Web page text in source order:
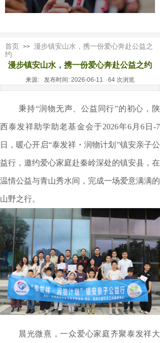
首页 >> 漫步镇安山水，携一份爱心奔赴公益之
约
漫步镇安山水，携一份爱心奔赴公益之约
来源: 发布时间: 2026-06-11 64 次浏览
秉持“润物无声、公益同行”的初心，陕
西泰发祥助学助老基金会于2026年6月6日-7
日，暖心开启“泰发祥・润物计划”镇安亲子公
益行，邀约爱心家庭赴秦岭深处的镇安县，在
温情公益与青山秀水间，完成一场爱意满满的
山野之行。
晨光微熹，一众爱心家庭齐聚泰发祥大